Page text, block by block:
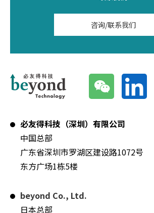
咨询/联系我们
必友得科技（深圳）有限公司
中国总部
广东省深圳市罗湖区建设路1072号
东方广场1栋5楼
beyond Co., Ltd.
日本总部